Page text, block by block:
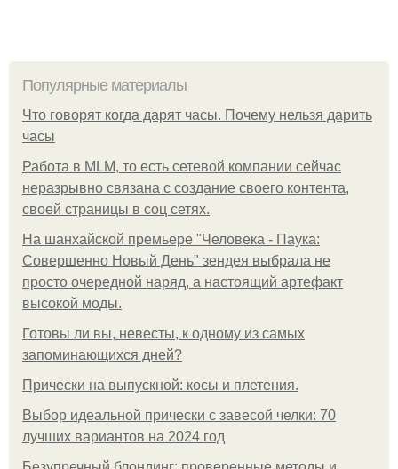
Популярные материалы
Что говорят когда дарят часы. Почему нельзя дарить
часы
Работа в MLM, то есть сетевой компании сейчас
неразрывно связана с создание своего контента,
своей страницы в соц сетях.
На шанхайской премьере "Человека - Паука:
Совершенно Новый День" зендея выбрала не
просто очередной наряд, а настоящий артефакт
высокой моды.
Готовы ли вы, невесты, к одному из самых
запоминающихся дней?
Прически на выпускной: косы и плетения.
Выбор идеальной прически с завесой челки: 70
лучших вариантов на 2024 год